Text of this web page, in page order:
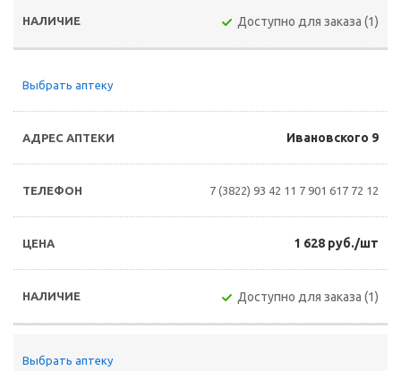
Доступно для заказа (1)
Выбрать аптеку
Ивановского 9
7 (3822) 93 42 11 7 901 617 72 12
1 628 руб./шт
Доступно для заказа (1)
Выбрать аптеку